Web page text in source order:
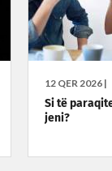
12 QER 2026 |
Si të
jeni?